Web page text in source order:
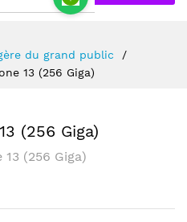
du grand public
13 (256 Giga)
(256 Giga)
(256 Giga)